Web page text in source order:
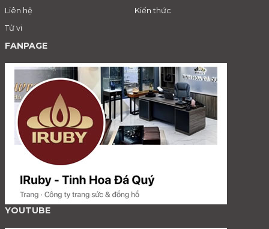
Liên hệ
Kiến thức
Tử vi
FANPAGE
YOUTUBE